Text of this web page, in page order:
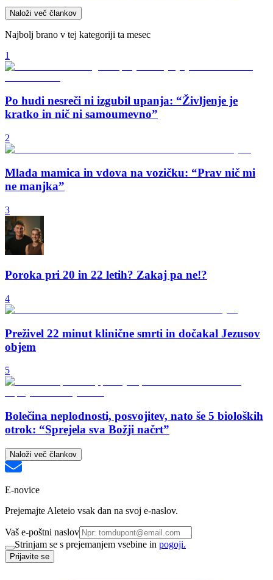
Naloži več člankov
Najbolj brano v tej kategoriji ta mesec
1
Po hudi nesreči ni izgubil upanja: “Življenje je
kratko in nič ni samoumevno”
2
Mlada mamica in vdova na vozičku: “Prav nič mi
ne manjka”
3
Poroka pri 20 in 22 letih? Zakaj pa ne!?
4
Preživel 22 minut klinične smrti in dočakal Jezusov
objem
5
Bolečina neplodnosti, posvojitev, nato še 5 bioloških
otrok: “Sprejela sva Božji načrt”
Naloži več člankov
E-novice
Prejemajte Aleteio vsak dan na svoj e-naslov.
Vaš e-poštni naslov
Strinjam se s prejemanjem vsebine in pogoji.
Prijavite se